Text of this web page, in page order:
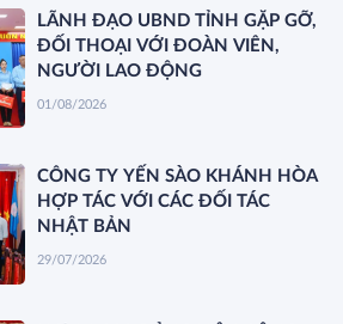
LÃNH ĐẠO UBND TỈNH GẶP GỠ,
ĐỐI THOẠI VỚI ĐOÀN VIÊN,
NGƯỜI LAO ĐỘNG
01/08/2026
CÔNG TY YẾN SÀO KHÁNH HÒA
HỢP TÁC VỚI CÁC ĐỐI TÁC
NHẬT BẢN
29/07/2026